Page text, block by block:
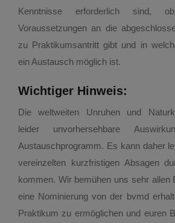
Nach dem Austausch
Fahrtkostenzuschuss
Auslandversicherung
Veranstaltungen der AG Austausch
Kenntnisse erforderlich sind,
Voraussetzungen an die
zu Praktikumsantritt gibt und in
ein Austausch möglich ist.
Wichtiger Hinweis:
Die weltweiten Unruhen und
leider unvorhersehbare
Austauschprogramm. Es kann daher
vereinzelten kurzfristigen Absagen
kommen. Wir bemühen uns sehr allen
eine Nominierung von der bvmd
Praktikum zu ermöglichen und euren